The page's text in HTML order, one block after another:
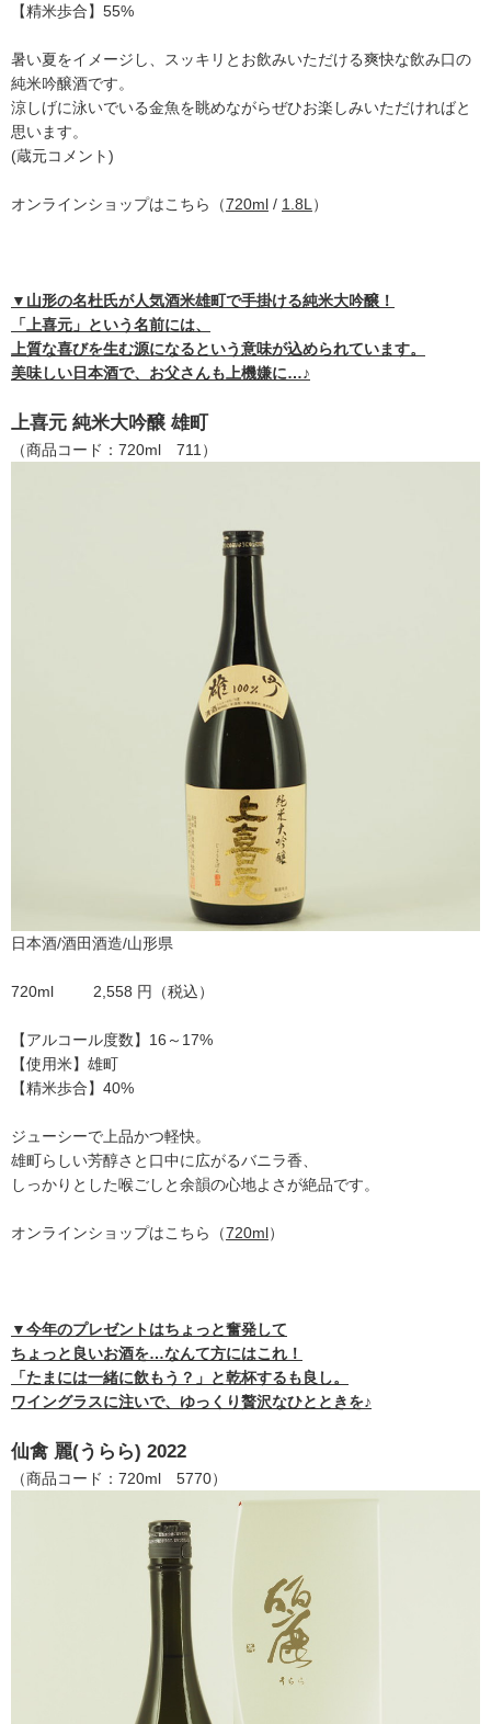
【精米歩合】55%
暑い夏をイメージし、スッキリとお飲みいただける爽快な飲み口の
純米吟醸酒です。
涼しげに泳いでいる金魚を眺めながらぜひお楽しみいただければと
思います。
(蔵元コメント)
オンラインショップはこちら（720ml / 1.8L ）
▼山形の名杜氏が人気酒米雄町で手掛ける純米大吟醸！
「上喜元」という名前には、
上質な喜びを生む源になるという意味が込められています。
美味しい日本酒で、お父さんも上機嫌に…♪
上喜元 純米大吟醸 雄町
（商品コード：720ml 711）
日本酒/酒田酒造/山形県
720ml 2,558 円（税込）
【アルコール度数】16～17%
【使用米】雄町
【精米歩合】40%
ジューシーで上品かつ軽快。
雄町らしい芳醇さと口中に広がるバニラ香、
しっかりとした喉ごしと余韻の心地よさが絶品です。
オンラインショップはこちら（720ml）
▼今年のプレゼントはちょっと奮発して
ちょっと良いお酒を…なんて方にはこれ！
「たまには一緒に飲もう？」と乾杯するも良し。
ワイングラスに注いで、ゆっくり贅沢なひとときを♪
仙禽 麗(うらら) 2022
（商品コード：720ml 5770）